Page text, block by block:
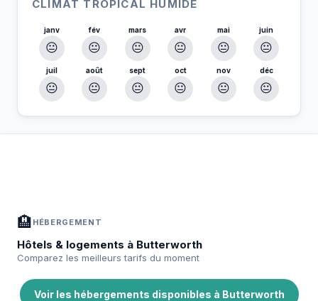
CLIMAT TROPICAL HUMIDE
janv
😐
fév
😐
mars
😐
avr
😐
mai
😐
juin
😐
juil
😐
août
😐
sept
😐
oct
😐
nov
😐
déc
😐
🏨 HÉBERGEMENT
Hôtels & logements à Butterworth
Comparez les meilleurs tarifs du moment
Voir les hébergements disponibles à Butterworth